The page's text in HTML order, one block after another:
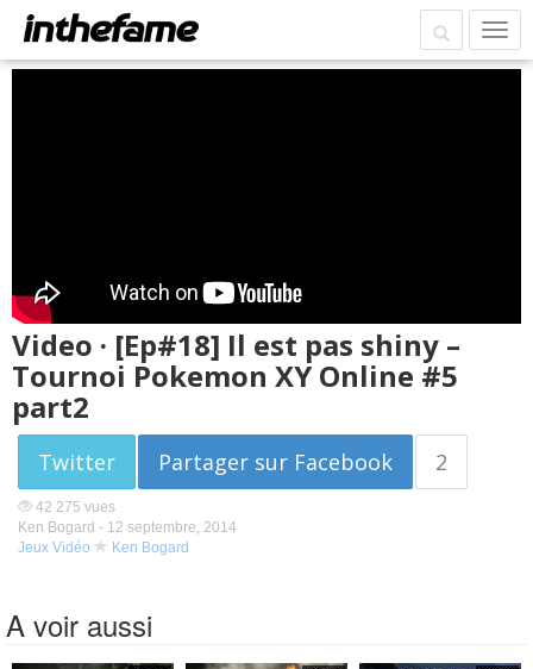
Video · [Ep#18] Il est pas shiny –
Tournoi Pokemon XY Online #5
part2
Twitter Partager sur Facebook 2
42 275 vues
Ken Bogard - 12 septembre, 2014
Jeux Vidéo
Ken Bogard
A voir aussi